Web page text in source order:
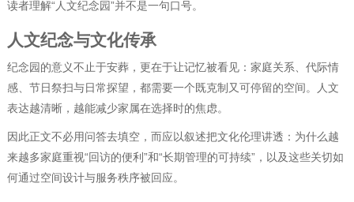
读者理解“人文纪念园”并不是一句口号。
人文纪念与文化传承
纪念园的意义不止于安葬，更在于让记忆被看见：家庭关系、代际情
感、节日祭扫与日常探望，都需要一个既克制又可停留的空间。人文
表达越清晰，越能减少家属在选择时的焦虑。
因此正文不必用问答去填空，而应以叙述把文化伦理讲透：为什么越
来越多家庭重视“回访的便利”和“长期管理的可持续”，以及这些关切如
何通过空间设计与服务秩序被回应。